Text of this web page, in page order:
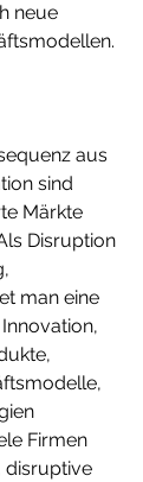
neue
aus
sind
Märkte
Disruption
man eine
Firmen
disruptive